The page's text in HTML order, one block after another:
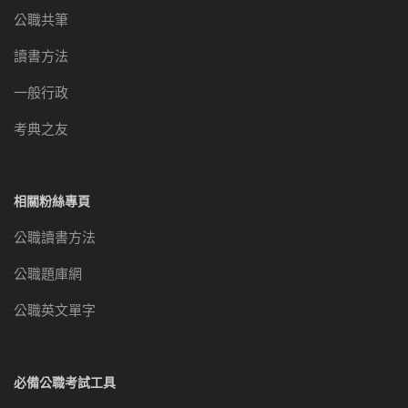
公職共筆
讀書方法
一般行政
考典之友
相關粉絲專頁
公職讀書方法
公職題庫網
公職英文單字
必備公職考試工具